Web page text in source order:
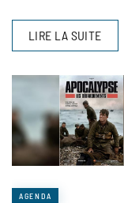
LIRE LA SUITE
AGENDA